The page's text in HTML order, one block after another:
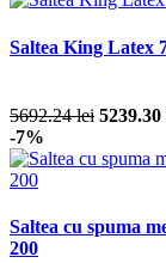
Saltea King Latex
5692.24 lei 5239.30
-7%
Saltea cu spuma
200